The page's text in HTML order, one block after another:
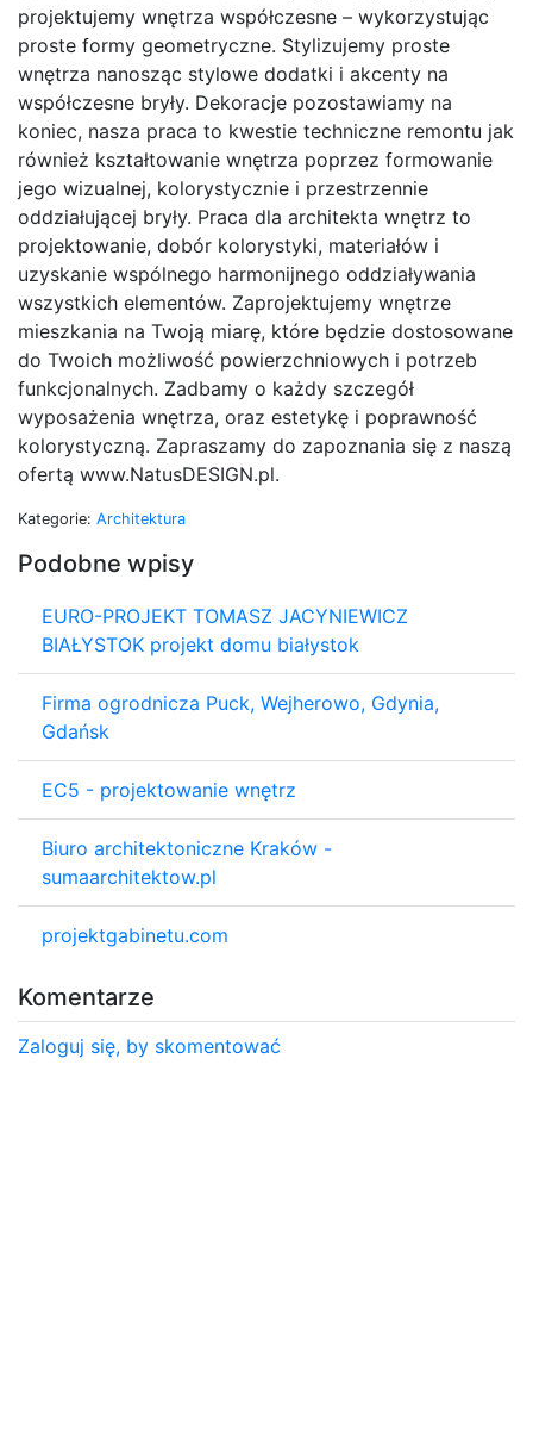
projektujemy wnętrza współczesne – wykorzystując
proste formy geometryczne. Stylizujemy proste
wnętrza nanosząc stylowe dodatki i akcenty na
współczesne bryły. Dekoracje pozostawiamy na
koniec, nasza praca to kwestie techniczne remontu jak
również kształtowanie wnętrza poprzez formowanie
jego wizualnej, kolorystycznie i przestrzennie
oddziałującej bryły. Praca dla architekta wnętrz to
projektowanie, dobór kolorystyki, materiałów i
uzyskanie wspólnego harmonijnego oddziaływania
wszystkich elementów. Zaprojektujemy wnętrze
mieszkania na Twoją miarę, które będzie dostosowane
do Twoich możliwość powierzchniowych i potrzeb
funkcjonalnych. Zadbamy o każdy szczegół
wyposażenia wnętrza, oraz estetykę i poprawność
kolorystyczną. Zapraszamy do zapoznania się z naszą
ofertą www.NatusDESIGN.pl.
Kategorie: Architektura
Podobne wpisy
EURO-PROJEKT TOMASZ JACYNIEWICZ
BIAŁYSTOK projekt domu białystok
Firma ogrodnicza Puck, Wejherowo, Gdynia,
Gdańsk
EC5 - projektowanie wnętrz
Biuro architektoniczne Kraków -
sumaarchitektow.pl
projektgabinetu.com
Komentarze
Zaloguj się, by skomentować